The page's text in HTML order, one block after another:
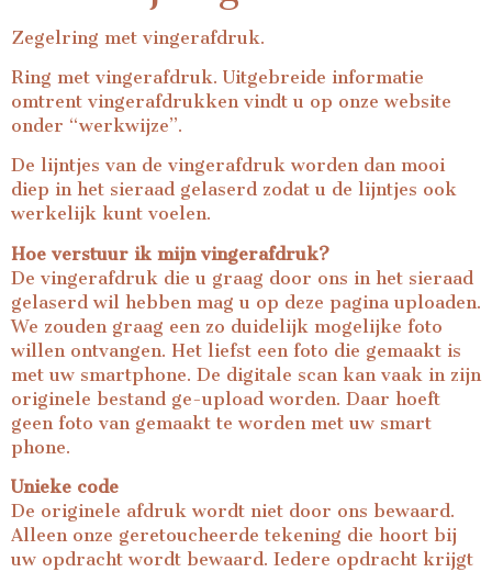
Zegelring met vingerafdruk.
Ring met vingerafdruk. Uitgebreide informatie
omtrent vingerafdrukken vindt u op onze website
onder “werkwijze”.
De lijntjes van de vingerafdruk worden dan mooi
diep in het sieraad gelaserd zodat u de lijntjes ook
werkelijk kunt voelen.
Hoe verstuur ik mijn vingerafdruk?
De vingerafdruk die u graag door ons in het sieraad
gelaserd wil hebben mag u op deze pagina uploaden.
We zouden graag een zo duidelijk mogelijke foto
willen ontvangen. Het liefst een foto die gemaakt is
met uw smartphone. De digitale scan kan vaak in zijn
originele bestand ge-upload worden. Daar hoeft
geen foto van gemaakt te worden met uw smart
phone.
Unieke code
De originele afdruk wordt niet door ons bewaard.
Alleen onze geretoucheerde tekening die hoort bij
uw opdracht wordt bewaard. Iedere opdracht krijgt